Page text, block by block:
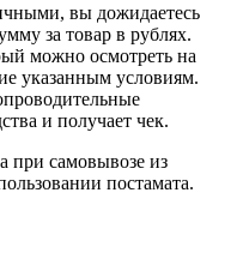
вы дожидаетесь
за товар в рублях.
можно осмотреть на
указанным условиям.
и получает чек.
при самовывозе из
постамата.